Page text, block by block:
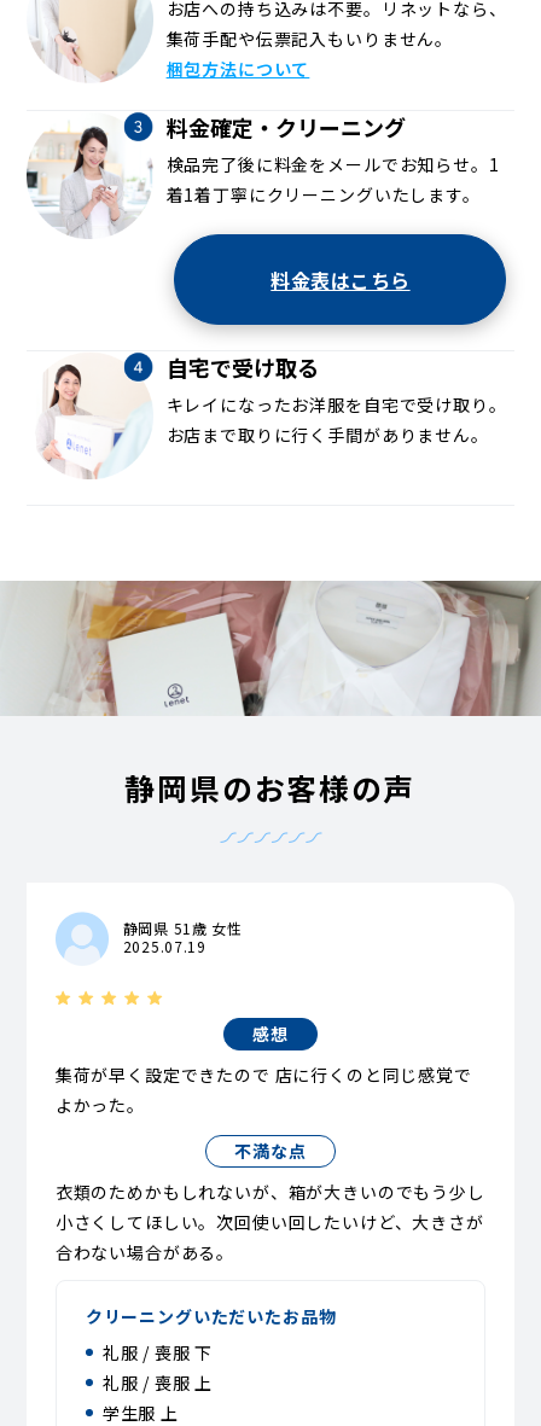
お店への持ち込みは不要。リネットなら、
集荷手配や伝票記入もいりません。
梱包方法について
料金確定・クリーニング
検品完了後に料金をメールでお知らせ。1
着1着丁寧にクリーニングいたします。
料金表はこちら
自宅で受け取る
キレイになったお洋服を自宅で受け取り。
お店まで取りに行く手間がありません。
静岡県のお客様の声
静岡県 51歳 女性
2025.07.19
感想
集荷が早く設定できたので 店に行くのと同じ感覚で
よかった。
不満な点
衣類のためかもしれないが、箱が大きいのでもう少し
小さくしてほしい。次回使い回したいけど、大きさが
合わない場合がある。
クリーニングいただいたお品物
礼服 / 喪服 下
礼服 / 喪服 上
学生服 上